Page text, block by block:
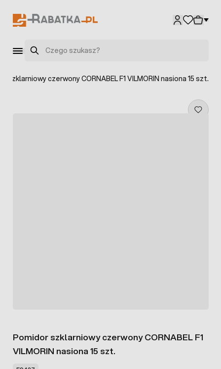
Szukaj
szklarniowy czerwony CORNABEL F1 VILMORIN nasiona 15 szt.
Pomidor szklarniowy czerwony CORNABEL F1
VILMORIN nasiona 15 szt.